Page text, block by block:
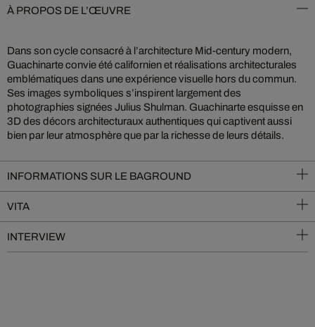
À PROPOS DE L’ŒUVRE
Dans son cycle consacré à l’architecture Mid-century modern,
Guachinarte convie été californien et réalisations architecturales
emblématiques dans une expérience visuelle hors du commun.
Ses images symboliques s’inspirent largement des
photographies signées Julius Shulman. Guachinarte esquisse en
3D des décors architecturaux authentiques qui captivent aussi
bien par leur atmosphère que par la richesse de leurs détails.
INFORMATIONS SUR LE BAGROUND
VITA
INTERVIEW